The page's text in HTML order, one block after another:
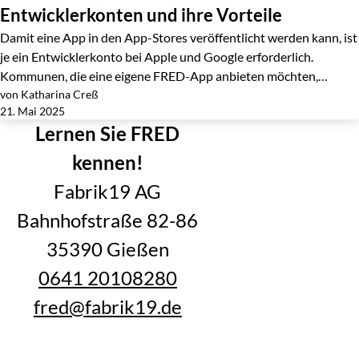
Entwicklerkonten und ihre Vorteile
Damit eine App in den App-Stores veröffentlicht werden kann, ist
je ein Entwicklerkonto bei Apple und Google erforderlich.
Kommunen, die eine eigene FRED-App anbieten möchten,…
von Katharina Creß
21. Mai 2025
Lernen Sie FRED
kennen!
Fabrik19 AG
Bahnhofstraße 82-86
35390 Gießen
0641 20108280
fred@fabrik19.de